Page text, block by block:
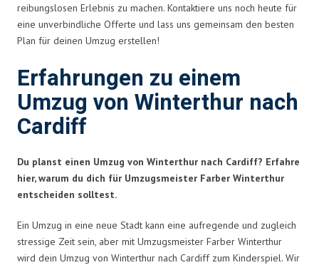
reibungslosen Erlebnis zu machen. Kontaktiere uns noch heute für
eine unverbindliche Offerte und lass uns gemeinsam den besten
Plan für deinen Umzug erstellen!
Erfahrungen zu einem
Umzug von Winterthur nach
Cardiff
Du planst einen Umzug von Winterthur nach Cardiff? Erfahre
hier, warum du dich für Umzugsmeister Farber Winterthur
entscheiden solltest.
Ein Umzug in eine neue Stadt kann eine aufregende und zugleich
stressige Zeit sein, aber mit Umzugsmeister Farber Winterthur
wird dein Umzug von Winterthur nach Cardiff zum Kinderspiel. Wir